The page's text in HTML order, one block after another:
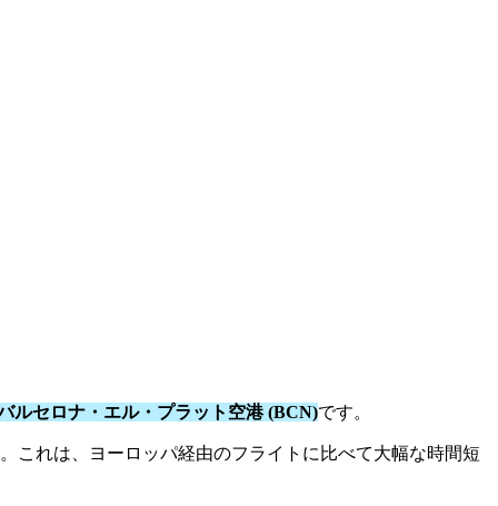
ルセロナ・エル・プラット空港 (BCN)です。
。これは、ヨーロッパ経由のフライトに比べて大幅な時間短